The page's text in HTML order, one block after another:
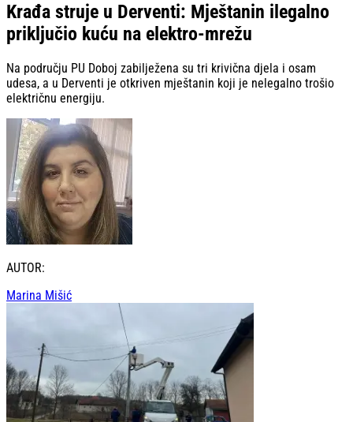
Krađa struje u Derventi: Mještanin ilegalno
priključio kuću na elektro-mrežu
Na području PU Doboj zabilježena su tri krivična djela i osam
udesa, a u Derventi je otkriven mještanin koji je nelegalno trošio
električnu energiju.
AUTOR:
Marina Mišić